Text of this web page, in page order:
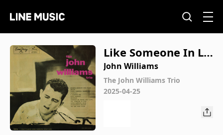
Like Someone In Lo
ve
John Williams
The John Williams Trio
2025-04-25